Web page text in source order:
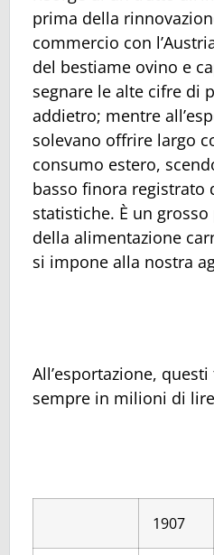
prima della
commercio con
del bestiame ovino e
segnare le alte cifre di
addietro; mentre
solevano offrire largo
consumo estero,
basso finora registrato
statistiche. È un
della alimentazione
si impone alla nostra
All’esportazione,
sempre in milioni di
1907